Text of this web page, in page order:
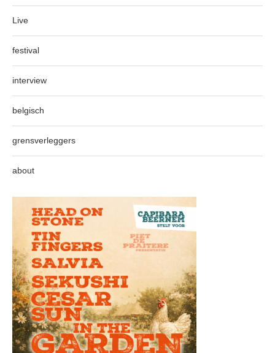
Live
festival
interview
belgisch
grensverleggers
about